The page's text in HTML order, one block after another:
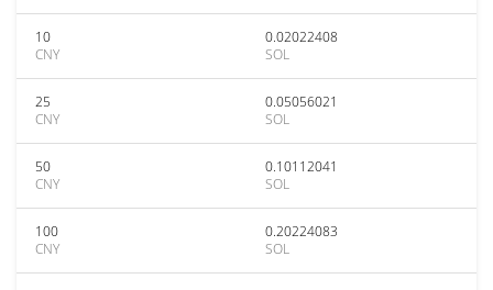
10
CNY
0.02022408
SOL
25
CNY
0.05056021
SOL
50
CNY
0.10112041
SOL
100
CNY
0.20224083
SOL